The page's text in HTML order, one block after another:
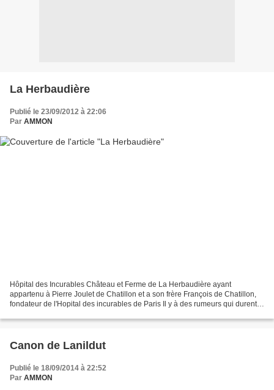
La Herbaudière
Publié le 23/09/2012 à 22:06
Par AMMON
Hôpital des Incurables Château et Ferme de La Herbaudière ayant
appartenu à Pierre Joulet de Chatillon et a son frère François de Chatillon,
fondateur de l'Hopital des incurables de Paris Il y à des rumeurs qui durent
Canon de Lanildut
Publié le 18/09/2014 à 22:52
Par AMMON